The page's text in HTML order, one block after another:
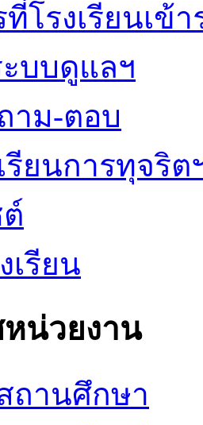
โรงเรียนเข้
ะบบดูแลฯ
าม-ตอบ
รียนการทุจริต
เรียน
น่วยงาน
ถานศึกษา